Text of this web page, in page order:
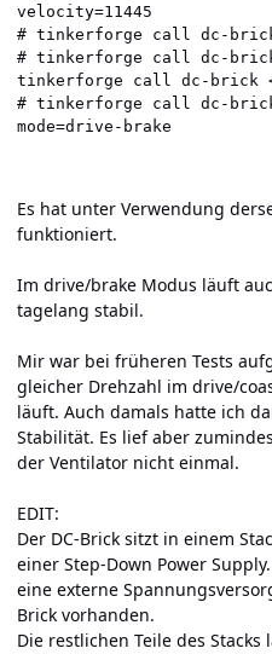
velocity=11445
# tinkerforge call dc-brick
# tinkerforge call dc-brick
tinkerforge call dc-brick
# tinkerforge call dc-brick
mode=drive-brake
Es hat unter Verwendung
funktioniert.
Im drive/brake Modus läuft
tagelang stabil.
Mir war bei früheren Tests
gleicher Drehzahl im drive/
läuft. Auch damals hatte ich
Stabilität. Es lief aber
der Ventilator nicht einmal.
EDIT:
Der DC-Brick sitzt in einem
einer Step-Down Power
eine externe
Brick vorhanden.
Die restlichen Teile des